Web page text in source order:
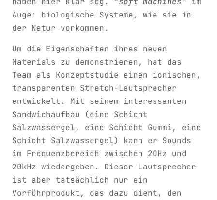
Auge: biologische Systeme, wie sie in
der Natur vorkommen.
Um die Eigenschaften ihres neuen
Materials zu demonstrieren, hat das
Team als Konzeptstudie einen ionischen,
transparenten Stretch-Lautsprecher
entwickelt. Mit seinem interessanten
Sandwichaufbau (eine Schicht
Salzwassergel, eine Schicht Gummi, eine
Schicht Salzwassergel) kann er Sounds
im Frequenzbereich zwischen 20Hz und
20kHz wiedergeben. Dieser Lautsprecher
ist aber tatsächlich nur ein
Vorführprodukt, das dazu dient, den